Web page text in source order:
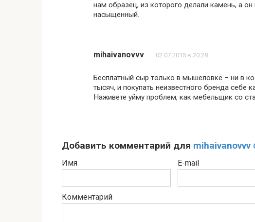
нам образец, из которого делали камень, а
насыщенный.
mihaivanovvv 02.07.2015 в 20:28
Бесплатный сыр только в мышеловке – ни в
тысяч, и покупать неизвестного бренда себе
Наживете уйму проблем, как мебельщик со
Добавить комментарий для mihaivanovvv
Имя E-mail
Комментарий